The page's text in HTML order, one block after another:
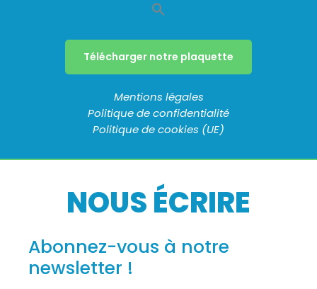
Télécharger notre plaquette
Mentions légales
Politique de confidentialité
Politique de cookies (UE)
NOUS ÉCRIRE
Abonnez-vous à notre
newsletter !